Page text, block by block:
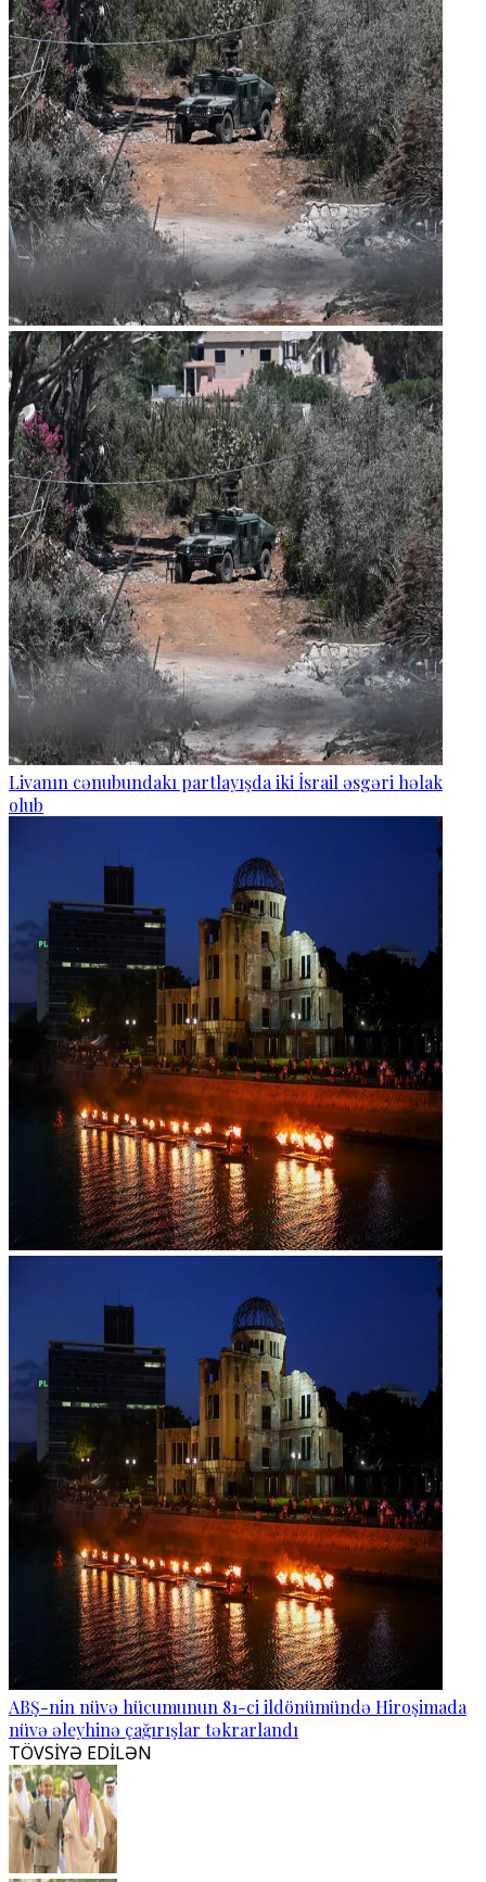
Livanın cənubundakı partlayışda iki İsrail əsgəri həlak
olub
ABŞ-nin nüvə hücumunun 81-ci ildönümündə Hiroşimada
nüvə əleyhinə çağırışlar təkrarlandı
TÖVSİYƏ EDİLƏN